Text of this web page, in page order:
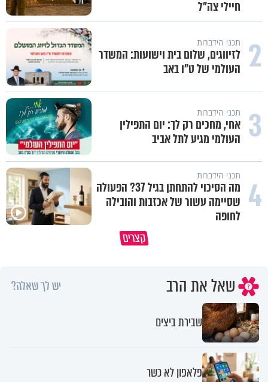
חיילי צה"ל
2 תכני הידברות
לזיווגים, שלום בית וישועות: המשדר
העולמי של ט"ו באב
3 תכני הידברות
אחי, מחכים רק לך: יום התפילין
העולמי מגיע לתל אביב
4 תכני הידברות
מה הסיכוי להתחתן בגיל 37? הפעולה
שסיימה עשור של אכזבות והובילה
לחופה
קצרים
נפלאות הבריאה | הפיל - מלך הזיכרון
שאל את הרב יש לך שאלה?
שבירת ביצים
פלאפון לא כשר